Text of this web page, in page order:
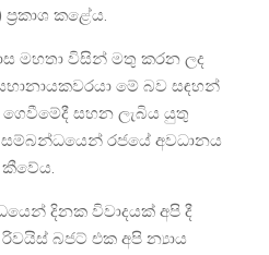
කළේය.
මහතා විසින් මතු කරන ලද
මේ බව සඳහන්
ගෙවීමේදී සහන ලැබිය යුතු
රජයේ අවධානය
දිනක විවාදයක් අපි දී
බජට් එක අපි න්‍යාය